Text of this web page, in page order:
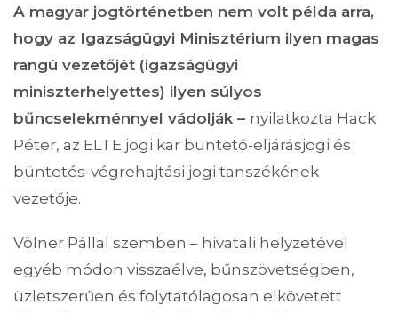
A magyar jogtörténetben nem volt példa arra,
hogy az Igazságügyi Minisztérium ilyen magas
rangú vezetőjét (igazságügyi
miniszterhelyettes) ilyen súlyos
bűncselekménnyel vádolják – nyilatkozta Hack
Péter, az ELTE jogi kar büntető-eljárásjogi és
büntetés-végrehajtási jogi tanszékének
vezetője.
Völner Pállal szemben – hivatali helyzetével
egyéb módon visszaélve, bűnszövetségben,
üzletszerűen és folytatólagosan elkövetett